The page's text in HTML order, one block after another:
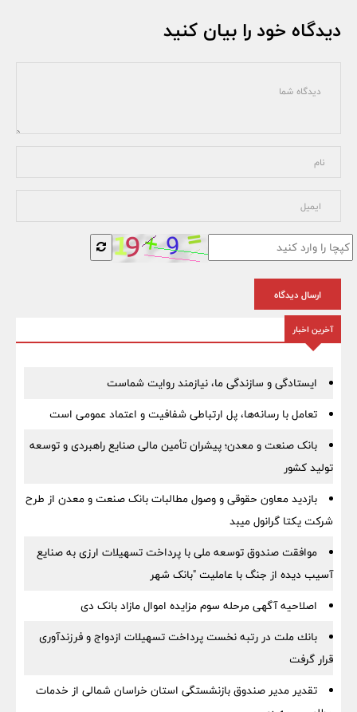
دیدگاه خود را بیان کنید
ارسال دیدگاه
آخرین اخبار
ایستادگی و سازندگی ما، نیازمند روایت شماست
تعامل با رسانه‌ها، پل ارتباطی شفافیت و اعتماد عمومی است
بانک صنعت و معدن؛ پیشران تأمین مالی صنایع راهبردی و توسعه
تولید کشور
بازدید معاون حقوقی و وصول مطالبات بانک صنعت و معدن از طرح
شرکت یکتا گرانول میبد
موافقت صندوق توسعه ملی با پرداخت تسهیلات ارزی به صنایع
آسیب دیده از جنگ با عاملیت "بانک شهر
اصلاحیه آگهی مرحله سوم مزایده اموال مازاد بانک دی
بانك ملت در رتبه نخست پرداخت تسهیلات ازدواج و فرزندآوری
قرار گرفت
تقدیر مدیر صندوق بازنشستگی استان خراسان شمالی از خدمات